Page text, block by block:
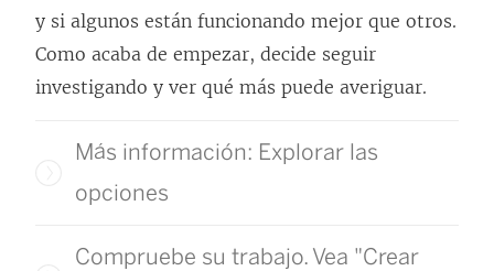
y si algunos están funcionando mejor que otros.
Como acaba de empezar, decide seguir
investigando y ver qué más puede averiguar.
Más información: Explorar las
opciones
Compruebe su trabajo. Vea "Crear